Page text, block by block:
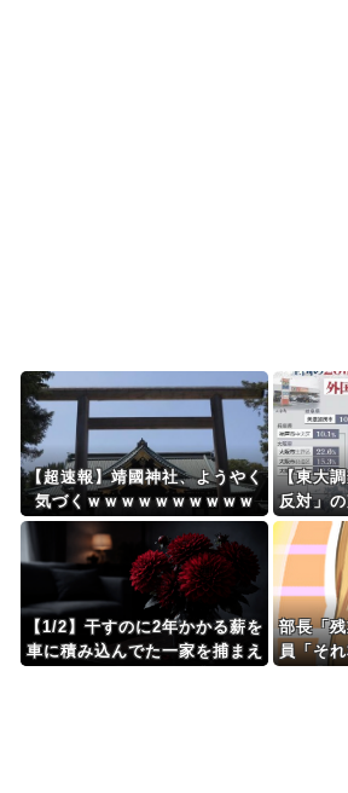
Powered by livedoor 相互RSS
【超速報】靖國神社、ようやく
気づくｗｗｗｗｗｗｗｗｗｗ
【東大
反対」
代ほど
移民政
うす
【1/2】干すのに2年かかる薪を
車に積み込んでた一家を捕まえ
部長「
員「そ